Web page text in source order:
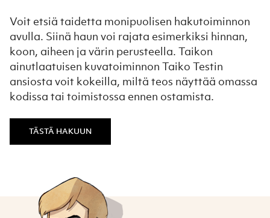
Voit etsiä taidetta monipuolisen hakutoiminnon
avulla. Siinä haun voi rajata esimerkiksi hinnan,
koon, aiheen ja värin perusteella. Taikon
ainutlaatuisen kuvatoiminnon Taiko Testin
ansiosta voit kokeilla, miltä teos näyttää omassa
kodissa tai toimistossa ennen ostamista.
TÄSTÄ HAKUUN